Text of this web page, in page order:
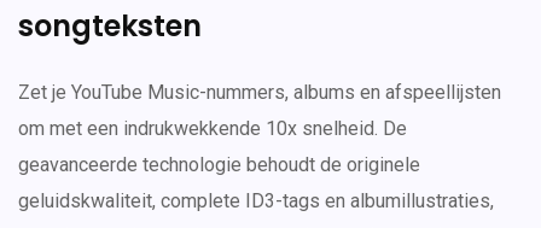
songteksten
Zet je YouTube Music-nummers, albums en afspeellijsten
om met een indrukwekkende 10x snelheid. De
geavanceerde technologie behoudt de originele
geluidskwaliteit, complete ID3-tags en albumillustraties,